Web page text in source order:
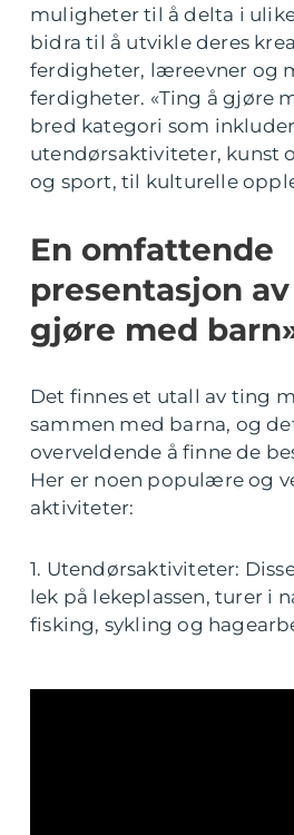
muligheter til å delta i
bidra til å utvikle deres
ferdigheter, læreevner og
ferdigheter. «Ting å gjøre
bred kategori som
utendørsaktiviteter, kunst
og sport, til kulturelle
En omfattende
presentasjon
gjøre med
Det finnes et utall av ting
sammen med barna, og
overveldende å finne de
Her er noen populære og
aktiviteter:
1. Utendørsaktiviteter:
lek på lekeplassen, turer i
fisking, sykling og